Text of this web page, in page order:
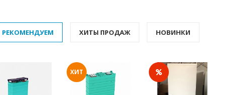
РЕКОМЕНДУЕМ ХИТЫ ПРОДАЖ НОВИНКИ
ХИТ